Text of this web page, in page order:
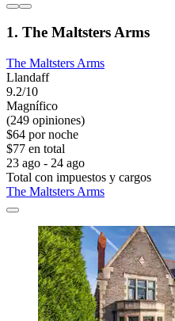
1. The Maltsters Arms
The Maltsters Arms
Llandaff
9.2/10
Magnífico
(249 opiniones)
$64 por noche
$77 en total
23 ago - 24 ago
Total con impuestos y cargos
The Maltsters Arms